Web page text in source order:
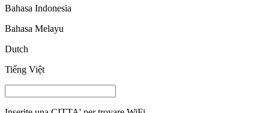
Bahasa Indonesia
Bahasa Melayu
Dutch
Tiếng Việt